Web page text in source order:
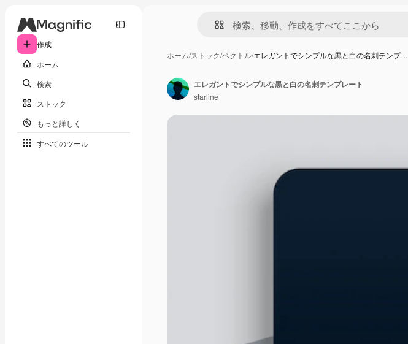
作成
ホーム
検索
ストック
もっと詳しく
すべてのツール
ホーム/ストック/ベクトル/エレガントでシンプルな黒と白の名刺テンプ…
エレガントでシンプルな黒と白の名刺テンプレート
starline